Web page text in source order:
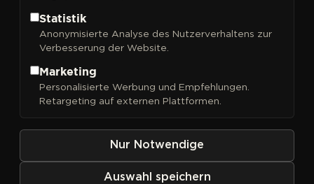
Sortieren nach
Statistik
Anonymisierte Analyse des Nutzerverhaltens zur
Verbesserung der Website.
Marketing
Personalisierte Werbung und Empfehlungen.
Retargeting auf externen Plattformen.
Nur Notwendige
Auswahl speichern